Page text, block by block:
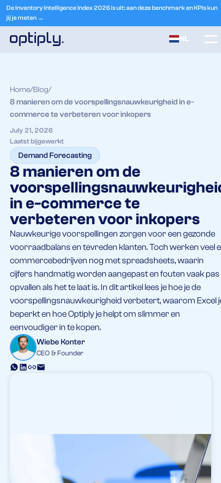
De Inventory Intelligence Index 2026 is uit: aan deze benchmark en KPIs kun
jij je meten →
NL
Home Blog
8 manieren om de voorspellingsnauwkeurigheid in e-
commerce te verbeteren voor inkopers
Demand Forecasting
Laatst bijgewerkt
July 21, 2026
8 manieren om de
in e-commerce te
verbeteren voor inkopers
Nauwkeurige voorspellingen zorgen voor een gezonde
voorraadbalans en tevreden klanten. Toch werken veel
commercebedrijven nog met spreadsheets, waarin
cijfers handmatig worden aangepast en fouten vaak pas
opvallen als het te laat is. In dit artikel lees je hoe je de
voorspellingsnauwkeurigheid verbetert, waarom Excel
beperkt en hoe Optiply je helpt om slimmer en
eenvoudiger in te kopen.
Wiebe Konter
CEO & Founder